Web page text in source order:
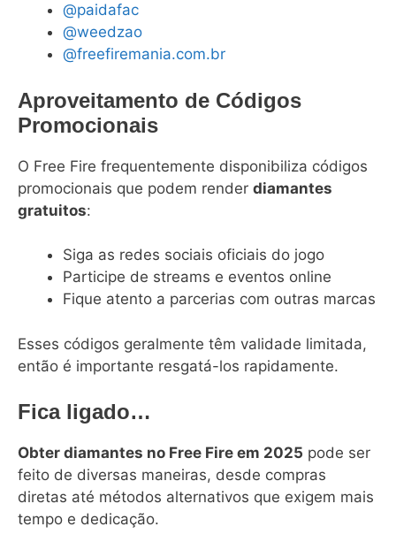
@paidafac
@weedzao
@freefiremania.com.br
Aproveitamento de Códigos
Promocionais
O Free Fire frequentemente disponibiliza códigos
promocionais que podem render diamantes
gratuitos:
Siga as redes sociais oficiais do jogo
Participe de streams e eventos online
Fique atento a parcerias com outras marcas
Esses códigos geralmente têm validade limitada,
então é importante resgatá-los rapidamente.
Fica ligado…
Obter diamantes no Free Fire em 2025 pode ser
feito de diversas maneiras, desde compras
diretas até métodos alternativos que exigem mais
tempo e dedicação.